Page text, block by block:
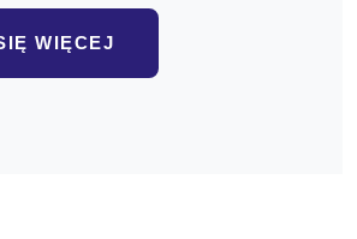
WIĘCEJ